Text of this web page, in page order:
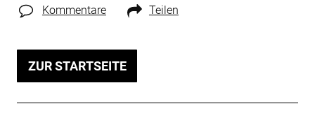
Kommentare Teilen
ZUR STARTSEITE